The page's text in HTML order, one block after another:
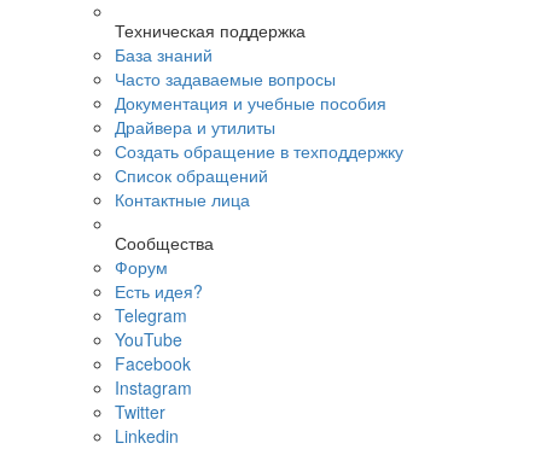
Техническая поддержка
База знаний
Часто задаваемые вопросы
Документация и учебные пособия
Драйвера и утилиты
Создать обращение в техподдержку
Список обращений
Контактные лица
Сообщества
Форум
Есть идея?
Telegram
YouTube
Facebook
Instagram
Twitter
Linkedin